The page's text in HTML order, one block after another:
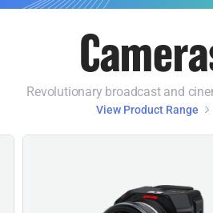
Revolutionary broadcast and
View Product Range